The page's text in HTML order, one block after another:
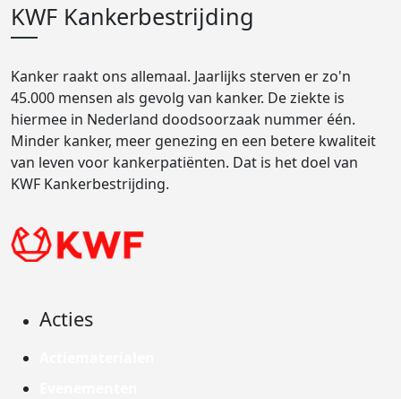
KWF Kankerbestrijding
Kanker raakt ons allemaal. Jaarlijks sterven er zo'n
45.000 mensen als gevolg van kanker. De ziekte is
hiermee in Nederland doodsoorzaak nummer één.
Minder kanker, meer genezing en een betere kwaliteit
van leven voor kankerpatiënten. Dat is het doel van
KWF Kankerbestrijding.
Acties